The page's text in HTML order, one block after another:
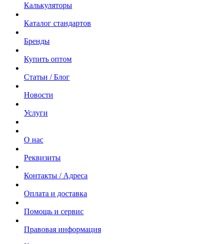
Калькуляторы
Каталог стандартов
Бренды
Купить оптом
Статьи / Блог
Новости
Услуги
О нас
Реквизиты
Контакты / Адреса
Оплата и доставка
Помощь и сервис
Правовая информация